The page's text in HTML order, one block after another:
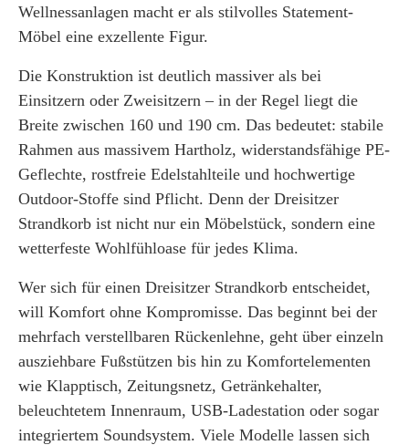
Wellnessanlagen macht er als stilvolles Statement-
Möbel eine exzellente Figur.
Die Konstruktion ist deutlich massiver als bei
Einsitzern oder Zweisitzern – in der Regel liegt die
Breite zwischen 160 und 190 cm. Das bedeutet: stabile
Rahmen aus massivem Hartholz, widerstandsfähige PE-
Geflechte, rostfreie Edelstahlteile und hochwertige
Outdoor-Stoffe sind Pflicht. Denn der Dreisitzer
Strandkorb ist nicht nur ein Möbelstück, sondern eine
wetterfeste Wohlfühloase für jedes Klima.
Wer sich für einen Dreisitzer Strandkorb entscheidet,
will Komfort ohne Kompromisse. Das beginnt bei der
mehrfach verstellbaren Rückenlehne, geht über einzeln
ausziehbare Fußstützen bis hin zu Komfortelementen
wie Klapptisch, Zeitungsnetz, Getränkehalter,
beleuchtetem Innenraum, USB-Ladestation oder sogar
integriertem Soundsystem. Viele Modelle lassen sich